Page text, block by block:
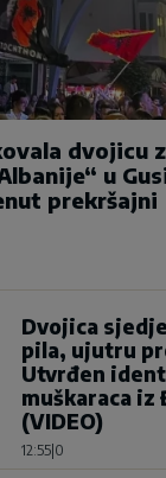
dvojicu
u
prekršajni
Dvojica
pila, ujutru
Utvrđen
muškaraca
(VIDEO)
12:55 0